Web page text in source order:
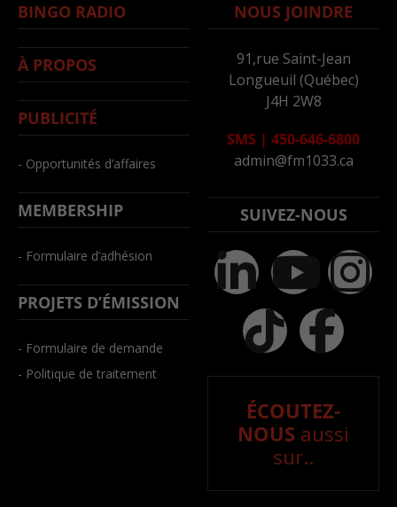
BINGO RADIO
À PROPOS
PUBLICITÉ
- Opportunités d’affaires
MEMBERSHIP
- Formulaire d’adhésion
PROJETS D’ÉMISSION
- Formulaire de demande
- Politique de traitement
NOUS JOINDRE
91,rue Saint-Jean
Longueuil (Québec)
J4H 2W8
SMS | 450-646-6800
admin@fm1033.ca
SUIVEZ-NOUS
ÉCOUTEZ-
NOUS aussi
sur..